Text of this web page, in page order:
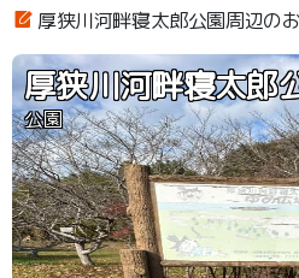
厚狭川河畔寝太郎公園周辺の
厚狭川河畔寝太郎
公園